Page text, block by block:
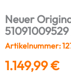
Neuer
Artikelnummer:
1.149,99€